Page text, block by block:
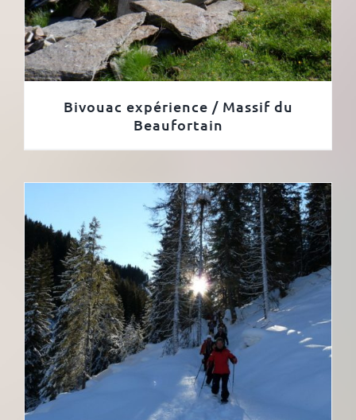
Bivouac expérience / Massif du
Beaufortain